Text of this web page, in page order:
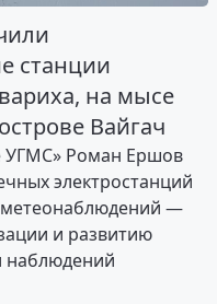
станции
на мысе
Вайгач
УГМС» Роман Ершов
электростанций
метеонаблюдений —
и развитию
наблюдений